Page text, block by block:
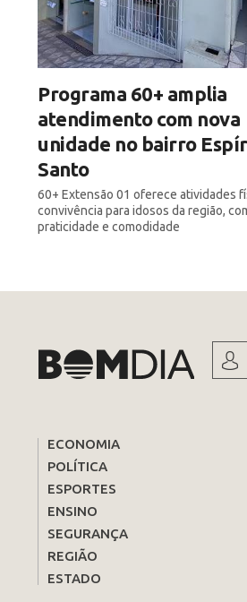
Programa 60+ amplia
atendimento com nova
unidade no bairro
Santo
60+ Extensão 01 oferece atividades
convivência para idosos da região,
praticidade e comodidade
ECONOMIA
POLÍTICA
ESPORTES
ENSINO
SEGURANÇA
REGIÃO
ESTADO